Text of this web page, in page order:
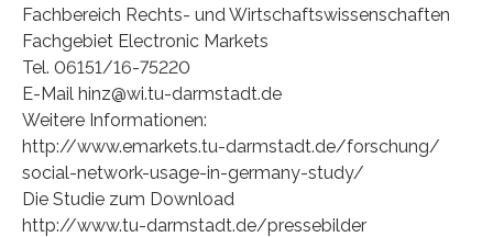
Fachbereich Rechts- und Wirtschaftswissenschaften
Fachgebiet Electronic Markets
Tel. 06151/16-75220
E-Mail hinz@wi.tu-darmstadt.de
Weitere Informationen:
http://www.emarkets.tu-darmstadt.de/forschung/
social-network-usage-in-germany-study/
Die Studie zum Download
http://www.tu-darmstadt.de/pressebilder